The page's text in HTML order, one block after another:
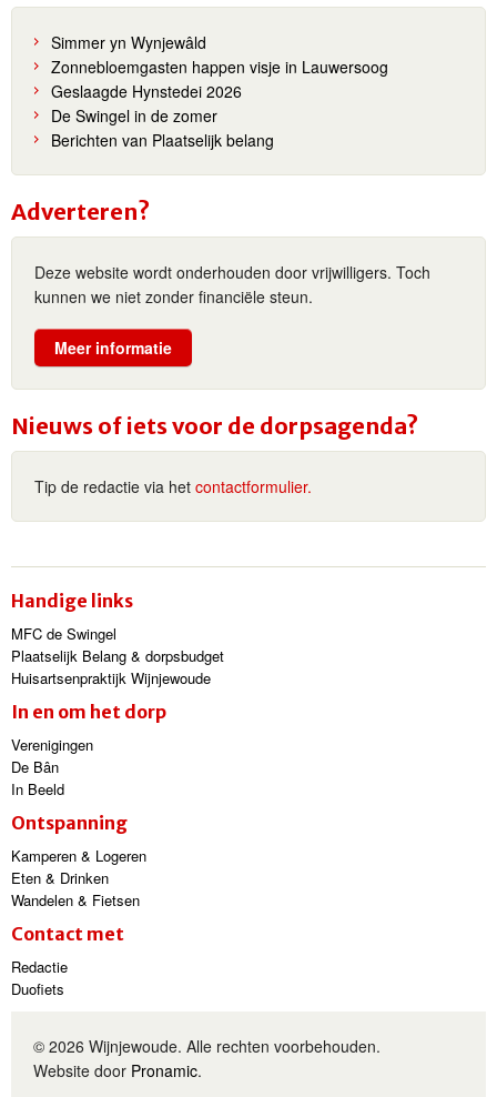
Simmer yn Wynjewâld
Zonnebloemgasten happen visje in Lauwersoog
Geslaagde Hynstedei 2026
De Swingel in de zomer
Berichten van Plaatselijk belang
Adverteren?
Deze website wordt onderhouden door vrijwilligers. Toch
kunnen we niet zonder financiële steun.
Meer informatie
Nieuws of iets voor de dorpsagenda?
Tip de redactie via het contactformulier.
Handige links
MFC de Swingel
Plaatselijk Belang & dorpsbudget
Huisartsenpraktijk Wijnjewoude
In en om het dorp
Verenigingen
De Bân
In Beeld
Ontspanning
Kamperen & Logeren
Eten & Drinken
Wandelen & Fietsen
Contact met
Redactie
Duofiets
© 2026 Wijnjewoude. Alle rechten voorbehouden.
Website door Pronamic.